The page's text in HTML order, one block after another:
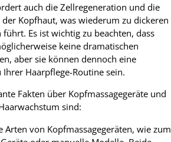
auch die Zellregeneration und die
Kopfhaut, was wiederum zu dickeren
Es ist wichtig zu beachten, dass
keine dramatischen
aber sie können dennoch eine
Haarpflege-Routine sein.
Fakten über Kopfmassagegeräte und
sind:
Arten von Kopfmassagegeräten, wie zum